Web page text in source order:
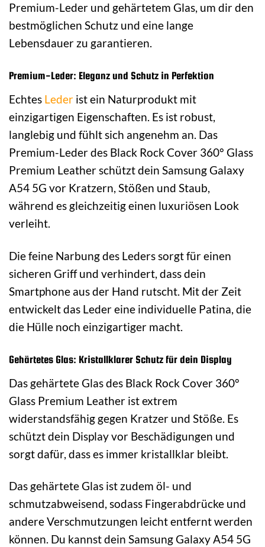
Premium-Leder und gehärtetem Glas, um dir den
bestmöglichen Schutz und eine lange
Lebensdauer zu garantieren.
Premium-Leder: Eleganz und Schutz in Perfektion
Echtes Leder ist ein Naturprodukt mit
einzigartigen Eigenschaften. Es ist robust,
langlebig und fühlt sich angenehm an. Das
Premium-Leder des Black Rock Cover 360° Glass
Premium Leather schützt dein Samsung Galaxy
A54 5G vor Kratzern, Stößen und Staub,
während es gleichzeitig einen luxuriösen Look
verleiht.
Die feine Narbung des Leders sorgt für einen
sicheren Griff und verhindert, dass dein
Smartphone aus der Hand rutscht. Mit der Zeit
entwickelt das Leder eine individuelle Patina, die
die Hülle noch einzigartiger macht.
Gehärtetes Glas: Kristallklarer Schutz für dein Display
Das gehärtete Glas des Black Rock Cover 360°
Glass Premium Leather ist extrem
widerstandsfähig gegen Kratzer und Stöße. Es
schützt dein Display vor Beschädigungen und
sorgt dafür, dass es immer kristallklar bleibt.
Das gehärtete Glas ist zudem öl- und
schmutzabweisend, sodass Fingerabdrücke und
andere Verschmutzungen leicht entfernt werden
können. Du kannst dein Samsung Galaxy A54 5G